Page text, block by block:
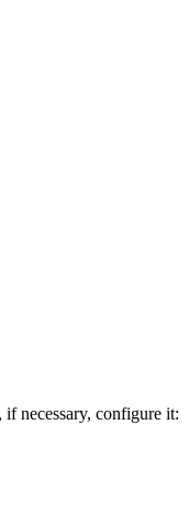
necessary, configure it: